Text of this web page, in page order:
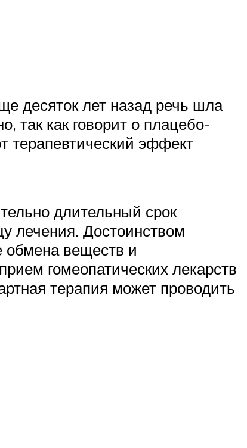
десяток лет назад речь шла
так как говорит о плацебо-
терапевтический эффект
длительный срок
лечения. Достоинством
обмена веществ и
гомеопатических лекарств
терапия может проводить